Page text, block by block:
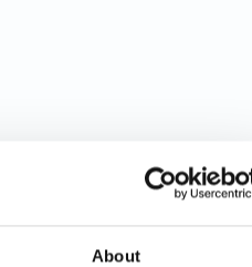
About